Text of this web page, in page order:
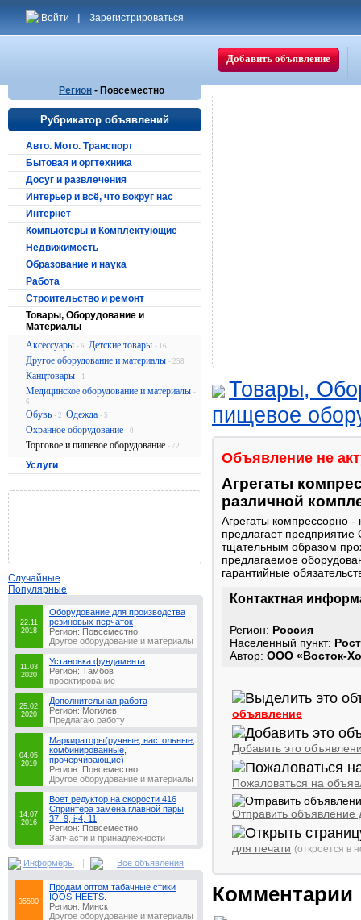
Войти Зарегистрироваться
Добавить объявление
Регион - Повсеместно
Рубрикатор объявлений
Авто. Мото. Транспорт
Бытовая и оргтехника
Досуг и развлечения
Интерьер и всё, что вокруг нас
Интернет
Компьютеры и Комплектующие
Недвижимость
Образование и наука
Работа
Строительство и ремонт
Товары, Оборудование и
Материалы
Аксессуары - 6 Детские товары - 16
Другое оборудование и материалы - 258
Канцтовары - 1
Медицинское оборудование и материалы -
6
Обувь - 2 Одежда - 5
Охранное оборудование - 0
Торговое и пищевое оборудование - 72
Услуги
Случайные
Популярные
22.11
2018
Оборудование для производства
резиновых перчаток
Регион: Повсеместно
Другое оборудование и материалы
11.03
2020
Установка фундамента
Регион: Тамбов
проектирование
25.02
2020
Дополнительная работа
Регион: Могилев
Предлагаю работу
04.05
2019
Маркираторы(ручные, настольные,
комбинированные,
прочерчивающие)
Регион: Повсеместно
Другое оборудование и материалы
14.07
2016
Воет редуктор на скорости 416
Спринтера замена главной пары
37: 9, i-4, 11
Регион: Повсеместно
Запчасти и принадлежности
Информеры Все объявления
35580
Продам оптом табачные стики
IQOS-HEETS.
Регион: Минск
Другое оборудование и материалы
Товары,
пищевое
Объявление не
Агрегаты
различной
Агрегаты компрессорно
предлагает
тщательным образом
предлагаемое
гарантийные
Контактная
Регион: Россия
Населенный пункт:
Автор: ООО «Восток-
объявление
Добавить это
Пожаловаться на
Отправить объявление
для печати (откроется в
Комментарии